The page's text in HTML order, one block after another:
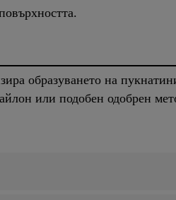
образуването на
или подобен одобрен